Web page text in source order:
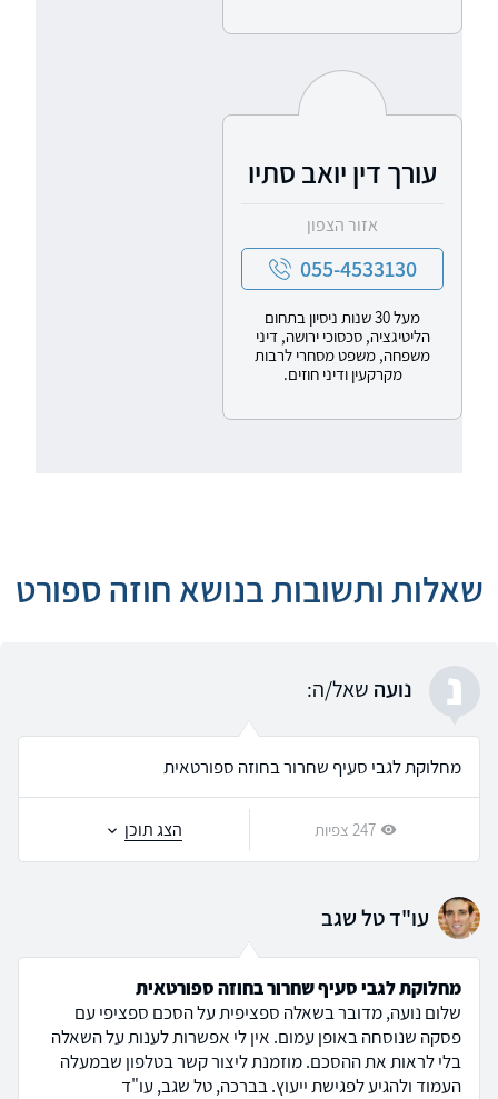
עורך דין יואב סתיו
אזור הצפון
055-4533130
מעל 30 שנות ניסיון בתחום
הליטיגציה, סכסוכי ירושה, דיני
משפחה, משפט מסחרי לרבות
מקרקעין ודיני חוזים.
שאלות ותשובות בנושא חוזה ספורט
נ נועה שאל/ה:
מחלוקת לגבי סעיף שחרור בחוזה ספורטאית
247 צפיות הצג תוכן
עו"ד טל שגב
מחלוקת לגבי סעיף שחרור בחוזה ספורטאית
שלום נועה, מדובר בשאלה ספציפית על הסכם ספציפי עם
פסקה שנוסחה באופן עמום. אין לי אפשרות לענות על השאלה
בלי לראות את ההסכם. מוזמנת ליצור קשר בטלפון שבמעלה
העמוד ולהגיע לפגישת ייעוץ. בברכה, טל שגב, עו"ד